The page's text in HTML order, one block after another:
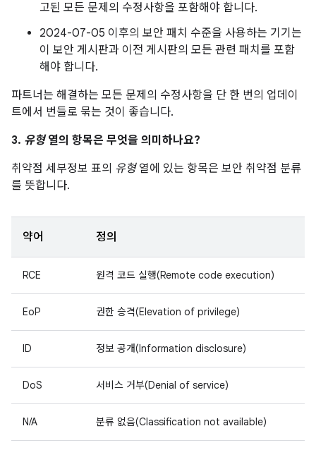
고된 모든 문제의 수정사항을 포함해야 합니다.
2024-07-05 이후의 보안 패치 수준을 사용하는 기기는
이 보안 게시판과 이전 게시판의 모든 관련 패치를 포함
해야 합니다.
파트너는 해결하는 모든 문제의 수정사항을 단 한 번의 업데이
트에서 번들로 묶는 것이 좋습니다.
3. 유형열의 항목은 무엇을 의미하나요?
취약점 세부정보 표의 유형열에 있는 항목은 보안 취약점 분류
를 뜻합니다.
약어 정의
RCE 원격 코드 실행(Remote code execution)
EoP 권한 승격(Elevation of privilege)
ID 정보 공개(Information disclosure)
DoS 서비스 거부(Denial of service)
N/A 분류 없음(Classification not available)